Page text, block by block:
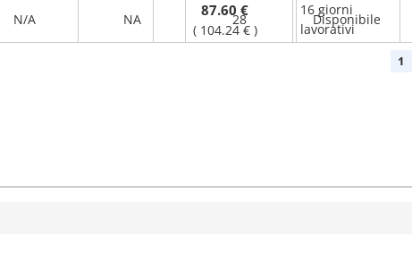
N/A NA 28 Disponibile
87.60 €
( 104.24 € )
16 giorni
lavorativi
1